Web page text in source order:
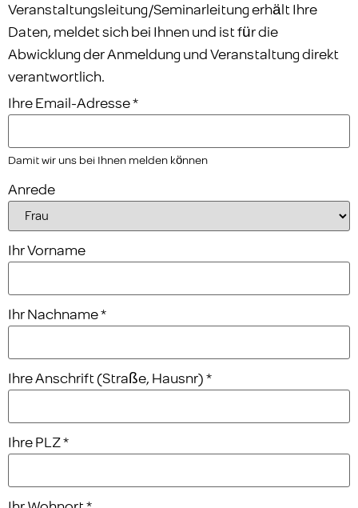
Veranstaltungsleitung/Seminarleitung erhält Ihre
Daten, meldet sich bei Ihnen und ist für die
Abwicklung der Anmeldung und Veranstaltung direkt
verantwortlich.
Ihre Email-Adresse*
Damit wir uns bei Ihnen melden können
Anrede
Ihr Vorname
Ihr Nachname*
Ihre Anschrift (Straße, Hausnr)*
Ihre PLZ*